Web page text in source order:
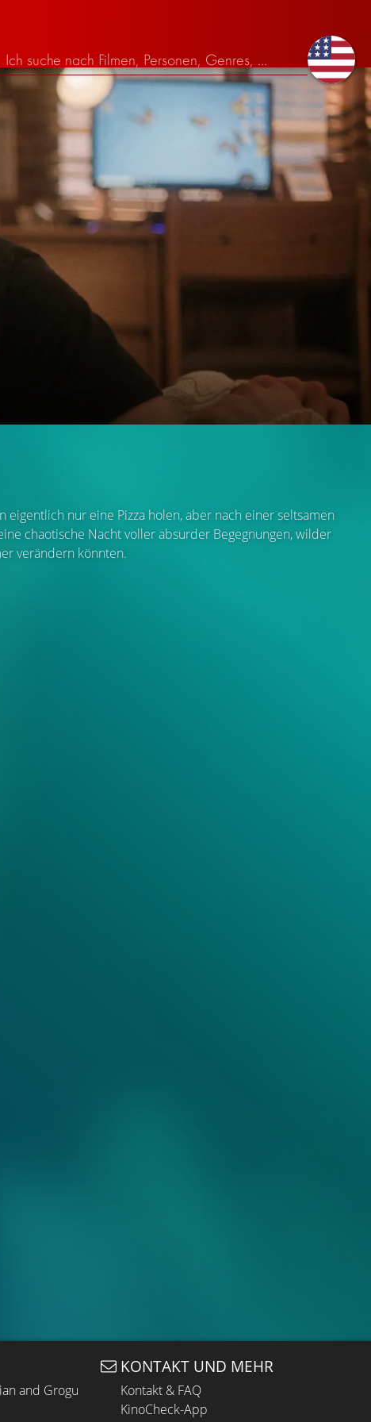
nur eine Pizza holen, aber nach einer seltsamen
chaotische Nacht voller absurder Begegnungen, wilder
verändern könnten.
and Grogu
KONTAKT UND MEHR
Kontakt & FAQ
KinoCheck-App